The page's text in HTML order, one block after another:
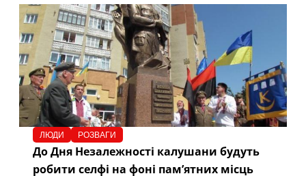
ЛЮДИ РОЗВАГИ
До Дня Незалежності калушани будуть
робити селфі на фоні пам’ятних місць